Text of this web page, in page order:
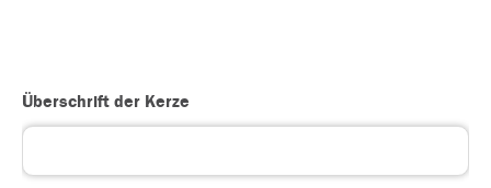
Überschrift der Kerze